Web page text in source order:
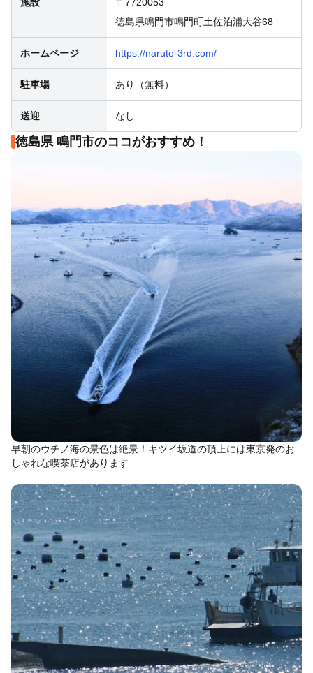
徳島県鳴門市鳴門町土佐泊浦大谷68
ホームページ https://naruto-3rd.com/
駐車場 あり（無料）
送迎 なし
徳島県 鳴門市のココがおすすめ！
早朝のウチノ海の景色は絶景！キツイ坂道の頂上には東京発のお
しゃれな喫茶店があります